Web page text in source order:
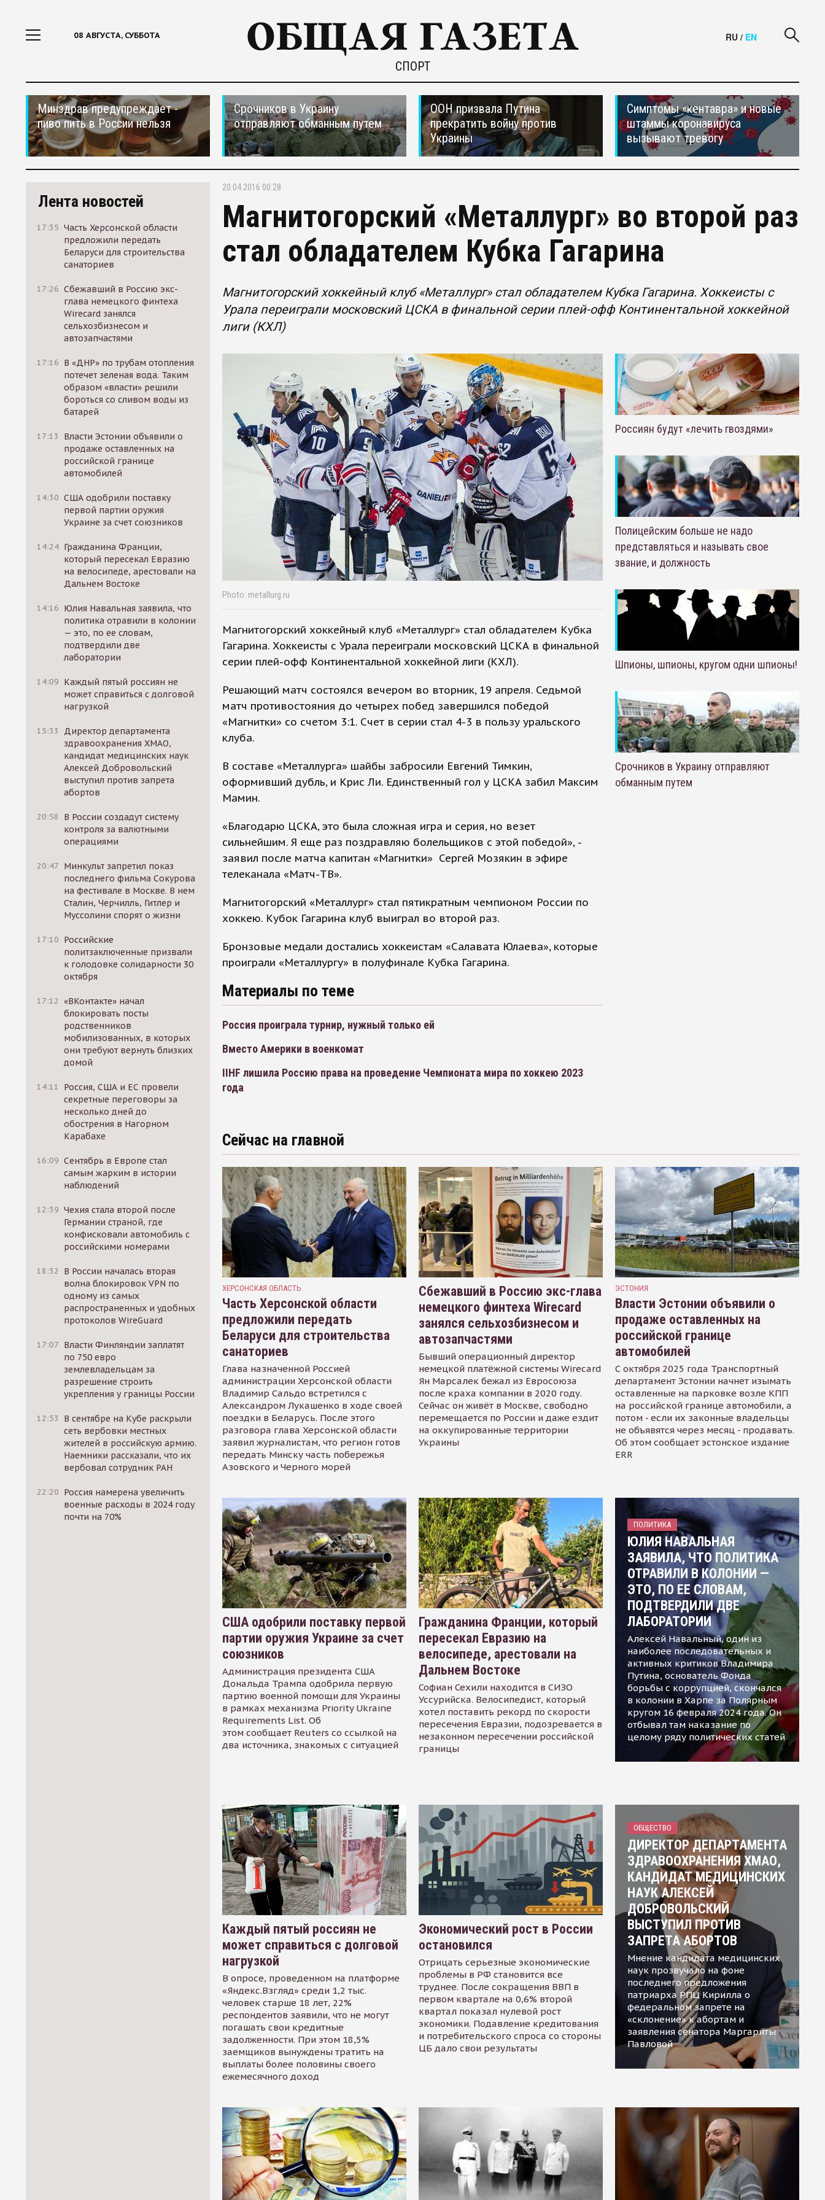
08 АВГУСТА, СУББОТА
СПОРТ
RU / EN
Минздрав предупреждает -
пиво пить в России нельзя
Срочников в Украину
отправляют обманным путем
ООН призвала Путина
прекратить войну против
Украины
Симптомы «кентавра» и новые
штаммы коронавируса
вызывают тревогу
Лента новостей
17:35 Часть Херсонской области
предложили передать
Беларуси для строительства
санаториев
17:26 Сбежавший в Россию экс-
глава немецкого финтеха
Wirecard занялся
сельхозбизнесом и
автозапчастями
17:16 В «ДНР» по трубам отопления
потечет зеленая вода. Таким
образом «власти» решили
бороться со сливом воды из
батарей
17:13
Власти Эстонии объявили о
продаже оставленных на
российской границе
автомобилей
14:30 США одобрили поставку
первой партии оружия
Украине за счет союзников
14:24 Гражданина Франции,
который пересекал Евразию
на велосипеде, арестовали на
Дальнем Востоке
14:16 Юлия Навальная заявила, что
политика отравили в колонии
— это, по ее словам,
подтвердили две
лаборатории
14:09 Каждый пятый россиян не
может справиться с долговой
нагрузкой
15:33
Директор департамента
здравоохранения ХМАО,
кандидат медицинских наук
Алексей Добровольский
выступил против запрета
абортов
20:58
В России создадут систему
контроля за валютными
операциями
20:47 Минкульт запретил показ
последнего фильма Сокурова
на фестивале в Москве. В нем
Сталин, Черчилль, Гитлер и
Муссолини спорят о жизни
17:10 Российские
политзаключенные призвали
к голодовке солидарности 30
октября
17:12 «ВКонтакте» начал
блокировать посты
родственников
мобилизованных, в которых
они требуют вернуть близких
домой
14:11
Россия, США и ЕС провели
секретные переговоры за
несколько дней до
обострения в Нагорном
Карабахе
16:09 Сентябрь в Европе стал
самым жарким в истории
наблюдений
12:39 Чехия стала второй после
Германии страной, где
конфисковали автомобиль с
российскими номерами
18:32
В России началась вторая
волна блокировок VPN по
одному из самых
распространенных и удобных
протоколов WireGuard
17:07 Власти Финляндии заплатят
по 750 евро
землевладельцам за
разрешение строить
укрепления у границы России
12:53
В сентябре на Кубе раскрыли
сеть вербовки местных
жителей в российскую армию.
Наемники рассказали, что их
вербовал сотрудник РАН
22:20 Россия намерена увеличить
военные расходы в 2024 году
почти на 70%
20.04.2016 00:28
Магнитогорский «Металлург» во второй раз
стал обладателем Кубка Гагарина
Магнитогорский хоккейный клуб «Металлург» стал обладателем Кубка Гагарина. Хоккеисты с
Урала переиграли московский ЦСКА в финальной серии плей-офф Континентальной хоккейной
лиги (КХЛ)
Photo: metallurg.ru
Магнитогорский хоккейный клуб «Металлург» стал обладателем Кубка
Гагарина. Хоккеисты с Урала переиграли московский ЦСКА в финальной
серии плей-офф Континентальной хоккейной лиги (КХЛ).
Решающий матч состоялся вечером во вторник, 19 апреля. Седьмой
матч противостояния до четырех побед завершился победой
«Магнитки» со счетом 3:1. Счет в серии стал 4-3 в пользу уральского
клуба.
В составе «Металлурга» шайбы забросили Евгений Тимкин,
оформивший дубль, и Крис Ли. Единственный гол у ЦСКА забил Максим
Мамин.
«Благодарю ЦСКА, это была сложная игра и серия, но везет
сильнейшим. Я еще раз поздравляю болельщиков с этой победой», -
заявил после матча капитан «Магнитки» Сергей Мозякин в эфире
телеканала «Матч-ТВ».
Магнитогорский «Металлург» стал пятикратным чемпионом России по
хоккею. Кубок Гагарина клуб выиграл во второй раз.
Бронзовые медали достались хоккеистам «Салавата Юлаева», которые
проиграли «Металлургу» в полуфинале Кубка Гагарина.
Материалы по теме
Россия проиграла турнир, нужный только ей
Вместо Америки в военкомат
IIHF лишила Россию права на проведение Чемпионата мира по хоккею 2023
года
Россиян будут «лечить гвоздями»
Полицейским больше не надо
представляться и называть свое
звание, и должность
Шпионы, шпионы, кругом одни шпионы!
Срочников в Украину отправляют
обманным путем
Сейчас на главной
ХЕРСОНСКАЯ ОБЛАСТЬ
Часть Херсонской области
предложили передать
Беларуси для строительства
санаториев
Глава назначенной Россией
администрации Херсонской области
Владимир Сальдо встретился с
Александром Лукашенко в ходе своей
поездки в Беларусь. После этого
разговора глава Херсонской области
заявил журналистам, что регион готов
передать Минску часть побережья
Азовского и Черного морей
Сбежавший в Россию экс-глава
немецкого финтеха Wirecard
занялся сельхозбизнесом и
автозапчастями
Бывший операционный директор
немецкой платёжной системы Wirecard
Ян Марсалек бежал из Евросоюза
после краха компании в 2020 году.
Сейчас он живёт в Москве, свободно
перемещается по России и даже ездит
на оккупированные территории
Украины
ЭСТОНИЯ
Власти Эстонии объявили о
продаже оставленных на
российской границе
автомобилей
С октября 2025 года Транспортный
департамент Эстонии начнет изымать
оставленные на парковке возле КПП
на российской границе автомобили, а
потом - если их законные владельцы
не объявятся через месяц - продавать.
Об этом сообщает эстонское издание
ERR
США одобрили поставку первой
партии оружия Украине за счет
союзников
Администрация президента США
Дональда Трампа одобрила первую
партию военной помощи для Украины
в рамках механизма Priority Ukraine
Requirements List. Об
этом сообщает Reuters со ссылкой на
два источника, знакомых с ситуацией
Гражданина Франции, который
пересекал Евразию на
велосипеде, арестовали на
Дальнем Востоке
Софиан Сехили находится в СИЗО
Уссурийска. Велосипедист, который
хотел поставить рекорд по скорости
пересечения Евразии, подозревается в
незаконном пересечении российской
границы
ПОЛИТИКА
ЮЛИЯ НАВАЛЬНАЯ
ЗАЯВИЛА, ЧТО ПОЛИТИКА
ОТРАВИЛИ В КОЛОНИИ —
ЭТО, ПО ЕЕ СЛОВАМ,
ПОДТВЕРДИЛИ ДВЕ
ЛАБОРАТОРИИ
Алексей Навальный, один из
наиболее последовательных и
активных критиков Владимира
Путина, основатель Фонда
борьбы с коррупцией, скончался
в колонии в Харпе за Полярным
кругом 16 февраля 2024 года. Он
отбывал там наказание по
целому ряду политических статей
Каждый пятый россиян не
может справиться с долговой
нагрузкой
В опросе, проведенном на платформе
«Яндекс.Взгляд» среди 1,2 тыс.
человек старше 18 лет, 22%
респондентов заявили, что не могут
погашать свои кредитные
задолженности. При этом 18,5%
заемщиков вынуждены тратить на
выплаты более половины своего
ежемесячного доход
Экономический рост в России
остановился
Отрицать серьезные экономические
проблемы в РФ становится все
труднее. После сокращения ВВП в
первом квартале на 0,6% второй
квартал показал нулевой рост
экономики. Подавление кредитования
и потребительского спроса со стороны
ЦБ дало свои результаты
ОБЩЕСТВО
ДИРЕКТОР ДЕПАРТАМЕНТА
ЗДРАВООХРАНЕНИЯ ХМАО,
КАНДИДАТ МЕДИЦИНСКИХ
НАУК АЛЕКСЕЙ
ДОБРОВОЛЬСКИЙ
ВЫСТУПИЛ ПРОТИВ
ЗАПРЕТА АБОРТОВ
Мнение кандидата медицинских
наук прозвучало на фоне
последнего предложения
патриарха РПЦ Кирилла о
федеральном запрете на
«склонение» к абортам и
заявления сенатора Маргариты
Павловой